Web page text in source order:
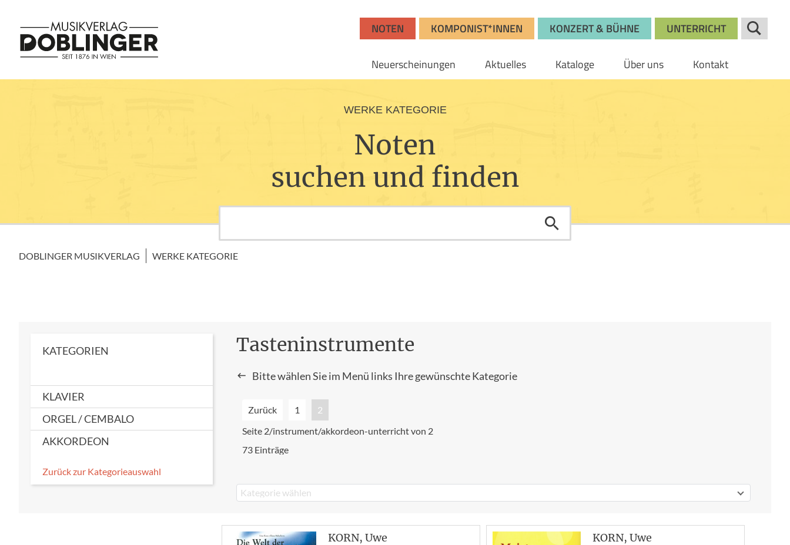
NOTEN KOMPONIST*INNEN KONZERT & BÜHNE UNTERRICHT
Neuerscheinungen Aktuelles Kataloge Über uns Kontakt
WERKE KATEGORIE
Noten
suchen und finden
DOBLINGER MUSIKVERLAG WERKE KATEGORIE
KATEGORIEN
KLAVIER
ORGEL / CEMBALO
AKKORDEON
Zurück zur Kategorieauswahl
Tasteninstrumente
Bitte wählen Sie im Menü links Ihre gewünschte Kategorie
Zurück 1
2
Seite 2/instrument/akkordeon-unterricht von 2
73 Einträge
Kategorie wählen
KORN, Uwe
KORN, Uwe